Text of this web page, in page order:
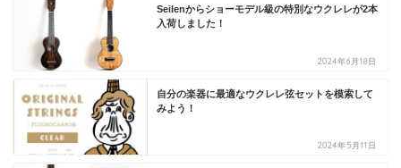
Seilenからショーモデル級の特別なウクレレが2本
入荷しました！
2024年6月18日
自分の楽器に最適なウクレレ弦セットを模索して
みよう！
2024年5月11日